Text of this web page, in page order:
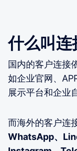
什么叫连
国内的客户连接
如企业官网、
展示平台和企业
而海外的客户连
WhatsApp、